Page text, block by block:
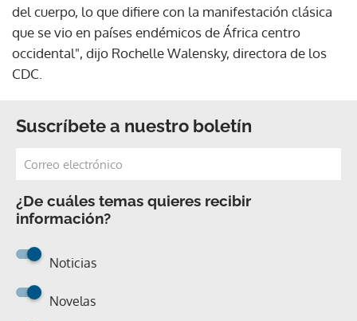
del cuerpo, lo que difiere con la manifestación clásica
que se vio en países endémicos de África centro
occidental", dijo Rochelle Walensky, directora de los
CDC.
Suscríbete a nuestro boletín
¿De cuáles temas quieres recibir
información?
Noticias
Novelas